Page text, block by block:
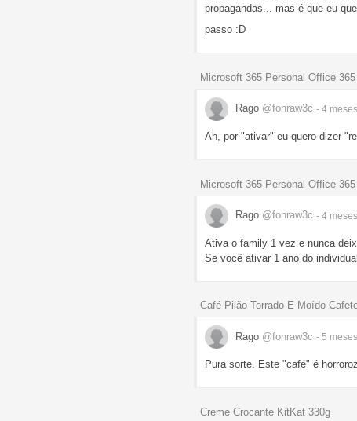
propagandas... mas é que eu
passo :D
Microsoft 365 Personal Office
Rago @fonraw3c - 4 meses
Ah, por "ativar" eu quero dizer
Microsoft 365 Personal Office
Rago @fonraw3c - 4 meses
Ativa o family 1 vez e nunca
Se você ativar 1 ano do
Café Pilão Torrado E Moído
Rago @fonraw3c - 5 meses
Pura sorte. Este "café" é
Creme Crocante KitKat 330g